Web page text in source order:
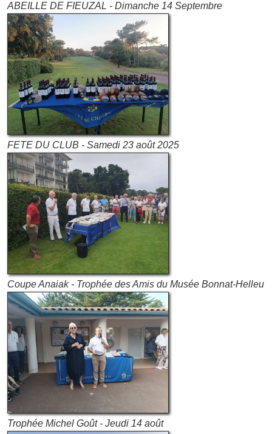
ABEILLE DE FIEUZAL - Dimanche 14 Septembre
FETE DU CLUB - Samedi 23 août 2025
Coupe Anaiak - Trophée des Amis du Musée Bonnat-Helleu
Trophée Michel Goût - Jeudi 14 août